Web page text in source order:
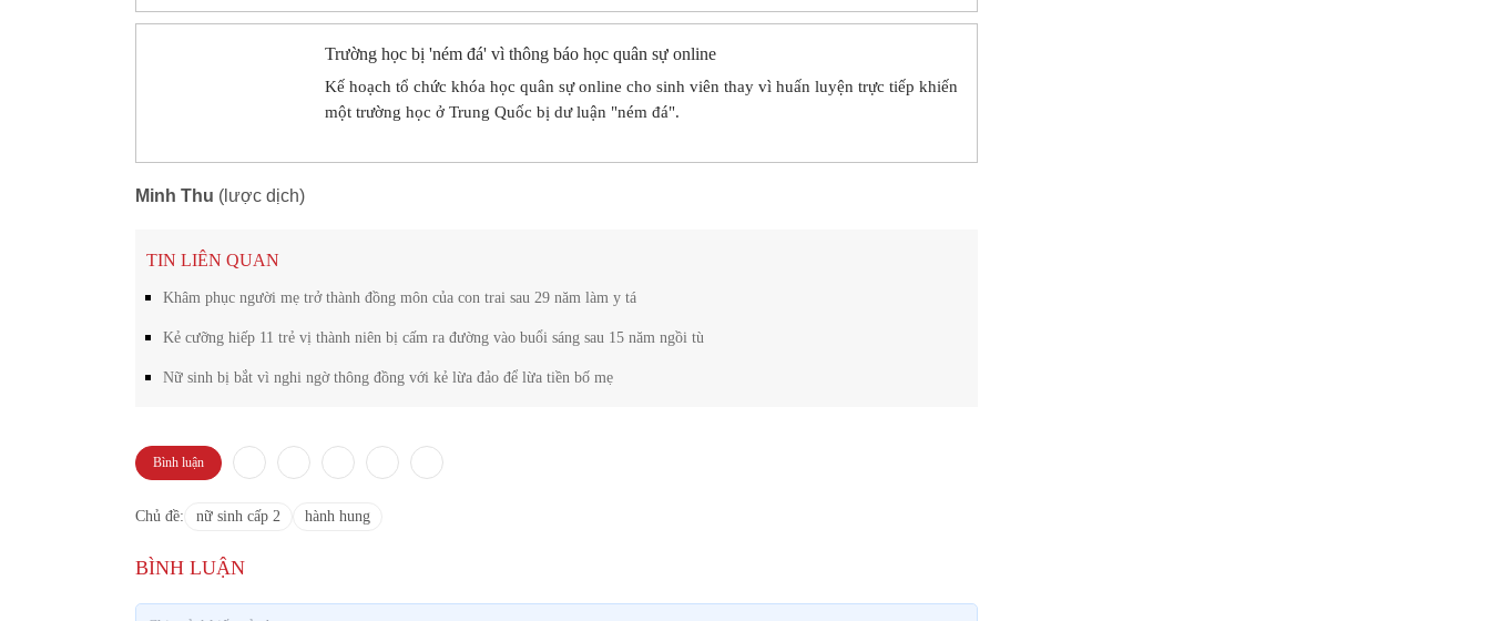
Trường học bị 'ném đá' vì thông báo học quân sự online
Kế hoạch tổ chức khóa học quân sự online cho sinh viên thay vì huấn luyện trực tiếp khiến
một trường học ở Trung Quốc bị dư luận "ném đá".
Minh Thu (lược dịch)
TIN LIÊN QUAN
Khâm phục người mẹ trở thành đồng môn của con trai sau 29 năm làm y tá
Kẻ cưỡng hiếp 11 trẻ vị thành niên bị cấm ra đường vào buổi sáng sau 15 năm ngồi tù
Nữ sinh bị bắt vì nghi ngờ thông đồng với kẻ lừa đảo để lừa tiền bố mẹ
Bình luận
Chủ đề: nữ sinh cấp 2 hành hung